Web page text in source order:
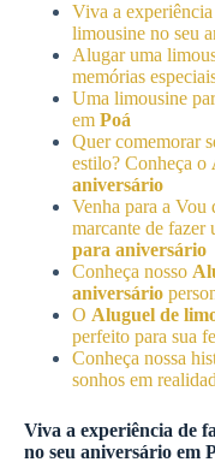
Viva a
limousine no seu
Alugar uma
memórias
Uma limousine
em Poá
Quer comemorar
estilo? Conheça o
aniversário
Venha para a Vou
marcante de fazer
para aniversário
Conheça nosso
aniversário
O Aluguel de
perfeito para sua
Conheça nossa
sonhos em
Viva a experiência de
no seu aniversário em